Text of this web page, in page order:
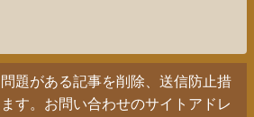
題がある記事を削除、送信防止措
す。お問い合わせのサイトアドレ